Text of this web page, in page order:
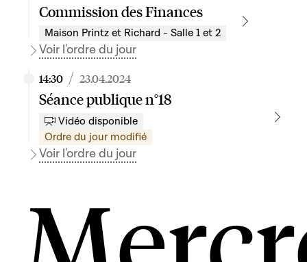
Commission des Finances
Maison Printz et Richard - Salle 1 et 2
Voir l'ordre du jour
14:30 / 23.04.2024
Séance publique n°18
Vidéo disponible
Ordre du jour modifié
Voir l'ordre du jour